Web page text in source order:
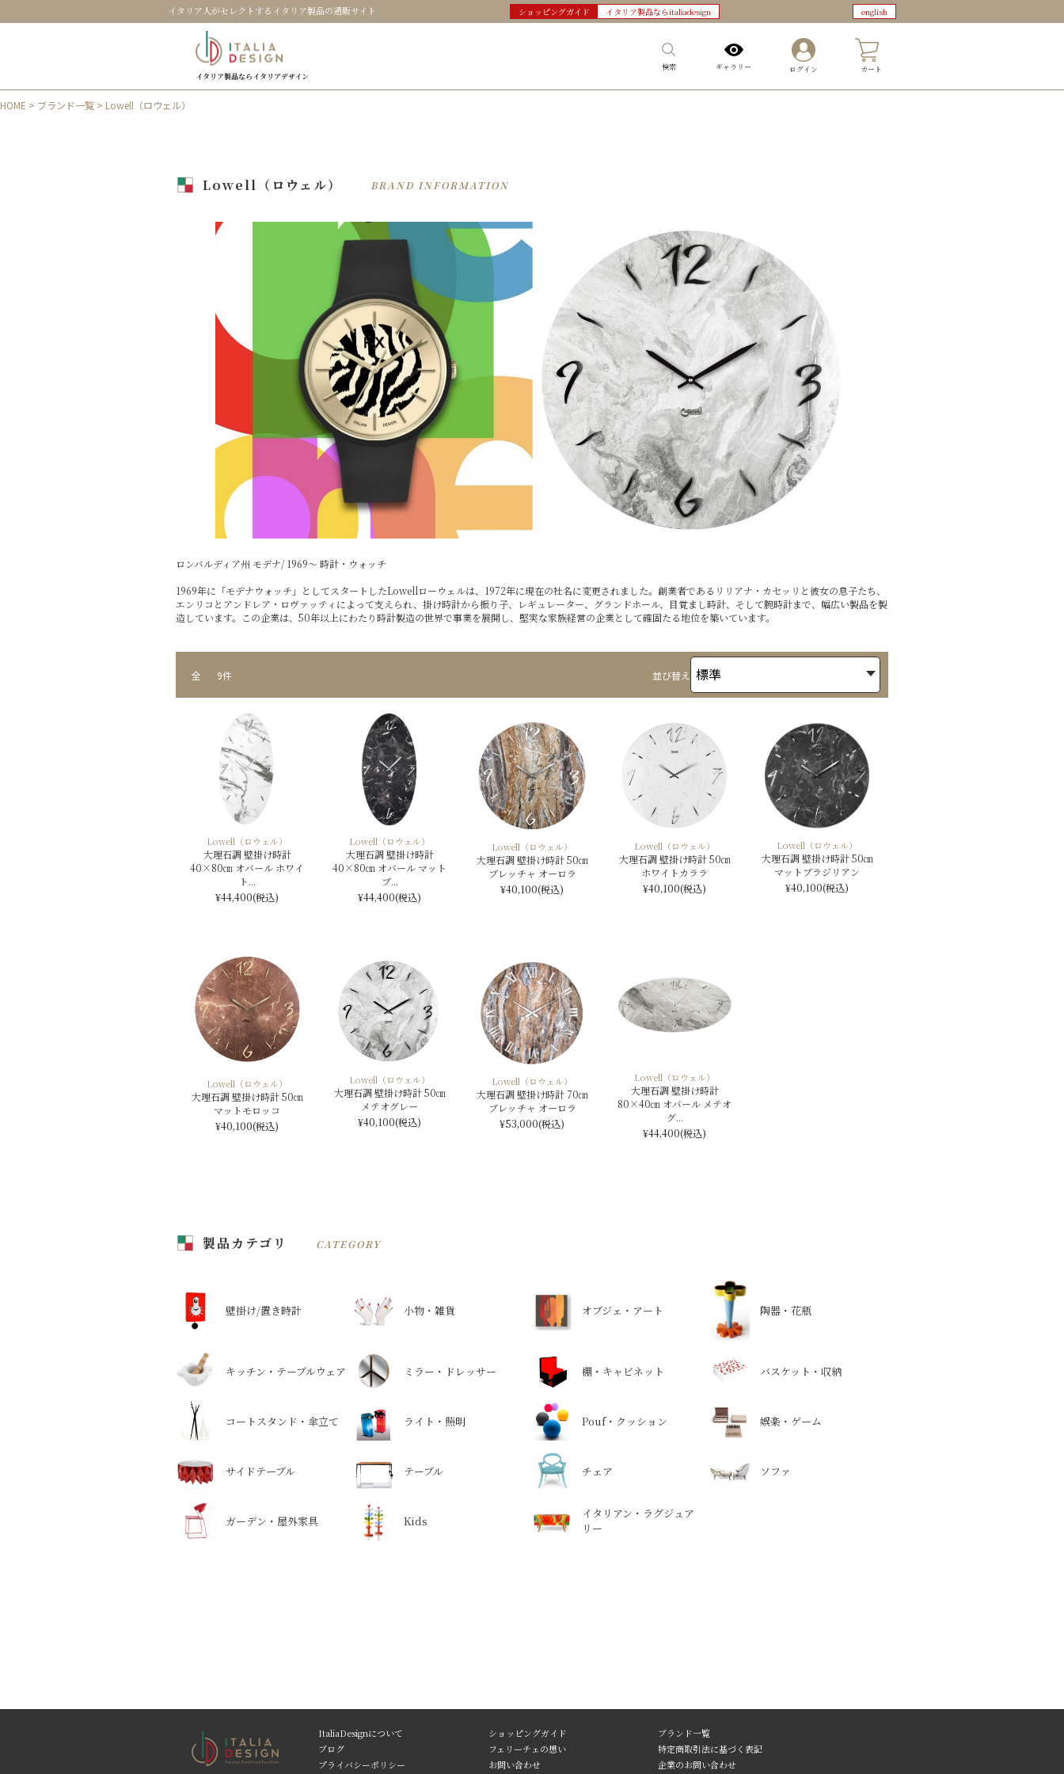
イタリア人がセレクトするイタリア製品の通販サイト ショッピングガイド イタリア製品ならitaliadesign english
イタリア製品ならイタリアデザイン
検索 ギャラリー ログイン カート
HOME > ブランド一覧 > Lowell（ロウェル）
Lowell（ロウェル） BRAND INFORMATION
ロンバルディア州 モデナ/ 1969～ 時計・ウォッチ
1969年に「モデナウォッチ」としてスタートしたLowellローウェルは、1972年に現在の社名に変更されました。創業者であるリリアナ・カセッリと彼女の息子たち、
エンリコとアンドレア・ロヴァッティによって支えられ、掛け時計から振り子、レギュレーター、グランドホール、目覚まし時計、そして腕時計まで、幅広い製品を製
造しています。この企業は、50年以上にわたり時計製造の世界で事業を展開し、堅実な家族経営の企業として確固たる地位を築いています。
全 9件 並び替え
Lowell（ロウェル）
大理石調 壁掛け時計
40×80㎝ オバール ホワイ
ト...
¥44,400(税込)
Lowell（ロウェル）
大理石調 壁掛け時計
40×80㎝ オバール マット
ブ...
¥44,400(税込)
Lowell（ロウェル）
大理石調 壁掛け時計 50㎝
ブレッチャ オーロラ
¥40,100(税込)
Lowell（ロウェル）
大理石調 壁掛け時計 50㎝
ホワイトカララ
¥40,100(税込)
Lowell（ロウェル）
大理石調 壁掛け時計 50㎝
マットブラジリアン
¥40,100(税込)
Lowell（ロウェル）
大理石調 壁掛け時計 50㎝
マットモロッコ
¥40,100(税込)
Lowell（ロウェル）
大理石調 壁掛け時計 50㎝
メテオグレー
¥40,100(税込)
Lowell（ロウェル）
大理石調 壁掛け時計 70㎝
ブレッチャ オーロラ
¥53,000(税込)
Lowell（ロウェル）
大理石調 壁掛け時計
80×40㎝ オバール メテオ
グ...
¥44,400(税込)
製品カテゴリ CATEGORY
壁掛け/置き時計 小物・雑貨 オブジェ・アート 陶器・花瓶
キッチン・テーブルウェア ミラー・ドレッサー 棚・キャビネット バスケット・収納
コートスタンド・傘立て ライト・照明 Pouf・クッション 娯楽・ゲーム
サイドテーブル テーブル チェア ソファ
ガーデン・屋外家具 Kids
イタリアン・ラグジュア
リー
ItaliaDesignについて ショッピングガイド
ブランド一覧
ブログ
フェリーチェの想い
特定商取引法に基づく表記
プライバシーポリシー
お問い合わせ 企業のお問い合わせ